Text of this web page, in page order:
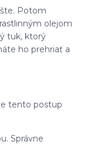
Potom
olejom
tuk, ktorý
ho prehriať a
tento postup
Správne